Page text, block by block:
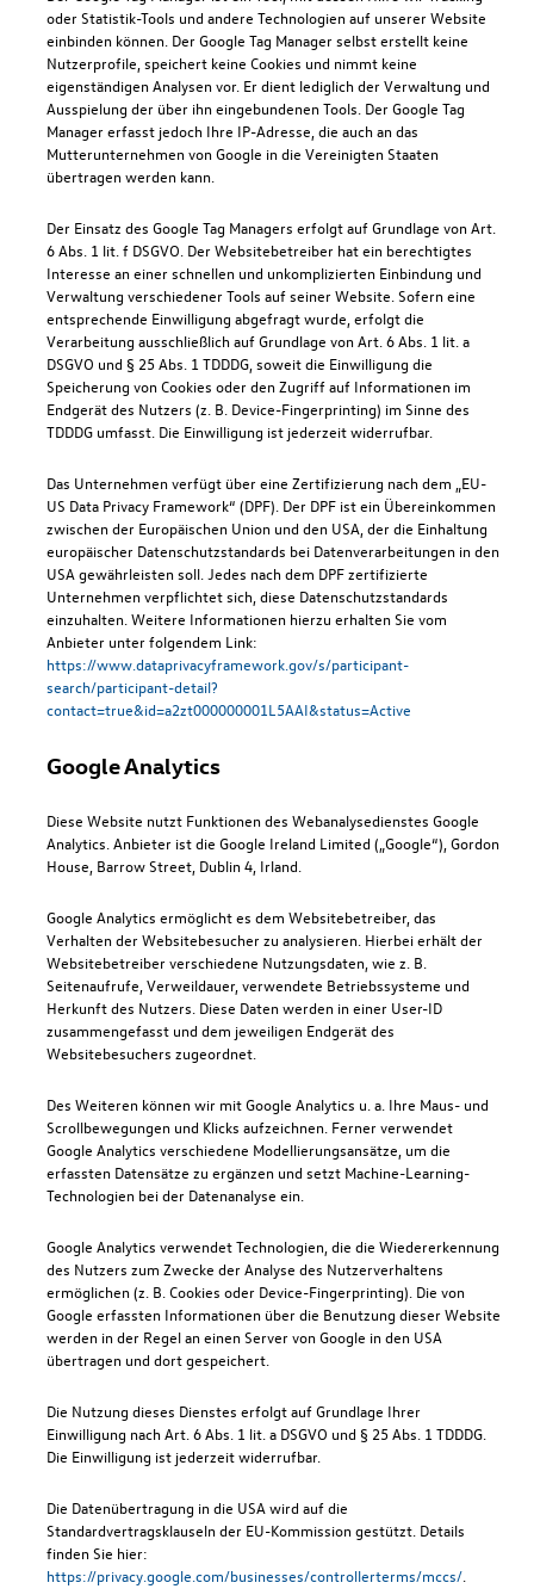
oder Statistik-Tools und andere Technologien auf unserer Website
einbinden können. Der Google Tag Manager selbst erstellt keine
Nutzerprofile, speichert keine Cookies und nimmt keine
eigenständigen Analysen vor. Er dient lediglich der Verwaltung und
Ausspielung der über ihn eingebundenen Tools. Der Google Tag
Manager erfasst jedoch Ihre IP-Adresse, die auch an das
Mutterunternehmen von Google in die Vereinigten Staaten
übertragen werden kann.
Der Einsatz des Google Tag Managers erfolgt auf Grundlage von Art.
6 Abs. 1 lit. f DSGVO. Der Websitebetreiber hat ein berechtigtes
Interesse an einer schnellen und unkomplizierten Einbindung und
Verwaltung verschiedener Tools auf seiner Website. Sofern eine
entsprechende Einwilligung abgefragt wurde, erfolgt die
Verarbeitung ausschließlich auf Grundlage von Art. 6 Abs. 1 lit. a
DSGVO und § 25 Abs. 1 TDDDG, soweit die Einwilligung die
Speicherung von Cookies oder den Zugriff auf Informationen im
Endgerät des Nutzers (z. B. Device-Fingerprinting) im Sinne des
TDDDG umfasst. Die Einwilligung ist jederzeit widerrufbar.
Das Unternehmen verfügt über eine Zertifizierung nach dem „EU-
US Data Privacy Framework“ (DPF). Der DPF ist ein Übereinkommen
zwischen der Europäischen Union und den USA, der die Einhaltung
europäischer Datenschutzstandards bei Datenverarbeitungen in den
USA gewährleisten soll. Jedes nach dem DPF zertifizierte
Unternehmen verpflichtet sich, diese Datenschutzstandards
einzuhalten. Weitere Informationen hierzu erhalten Sie vom
Anbieter unter folgendem Link:
https://www.dataprivacyframework.gov/s/participant-
search/participant-detail?
contact=true&id=a2zt000000001L5AAI&status=Active
Google Analytics
Diese Website nutzt Funktionen des Webanalysedienstes Google
Analytics. Anbieter ist die Google Ireland Limited („Google“), Gordon
House, Barrow Street, Dublin 4, Irland.
Google Analytics ermöglicht es dem Websitebetreiber, das
Verhalten der Websitebesucher zu analysieren. Hierbei erhält der
Websitebetreiber verschiedene Nutzungsdaten, wie z. B.
Seitenaufrufe, Verweildauer, verwendete Betriebssysteme und
Herkunft des Nutzers. Diese Daten werden in einer User-ID
zusammengefasst und dem jeweiligen Endgerät des
Websitebesuchers zugeordnet.
Des Weiteren können wir mit Google Analytics u. a. Ihre Maus- und
Scrollbewegungen und Klicks aufzeichnen. Ferner verwendet
Google Analytics verschiedene Modellierungsansätze, um die
erfassten Datensätze zu ergänzen und setzt Machine-Learning-
Technologien bei der Datenanalyse ein.
Google Analytics verwendet Technologien, die die Wiedererkennung
des Nutzers zum Zwecke der Analyse des Nutzerverhaltens
ermöglichen (z. B. Cookies oder Device-Fingerprinting). Die von
Google erfassten Informationen über die Benutzung dieser Website
werden in der Regel an einen Server von Google in den USA
übertragen und dort gespeichert.
Die Nutzung dieses Dienstes erfolgt auf Grundlage Ihrer
Einwilligung nach Art. 6 Abs. 1 lit. a DSGVO und § 25 Abs. 1 TDDDG.
Die Einwilligung ist jederzeit widerrufbar.
Die Datenübertragung in die USA wird auf die
Standardvertragsklauseln der EU-Kommission gestützt. Details
finden Sie hier:
https://privacy.google.com/businesses/controllerterms/mccs/